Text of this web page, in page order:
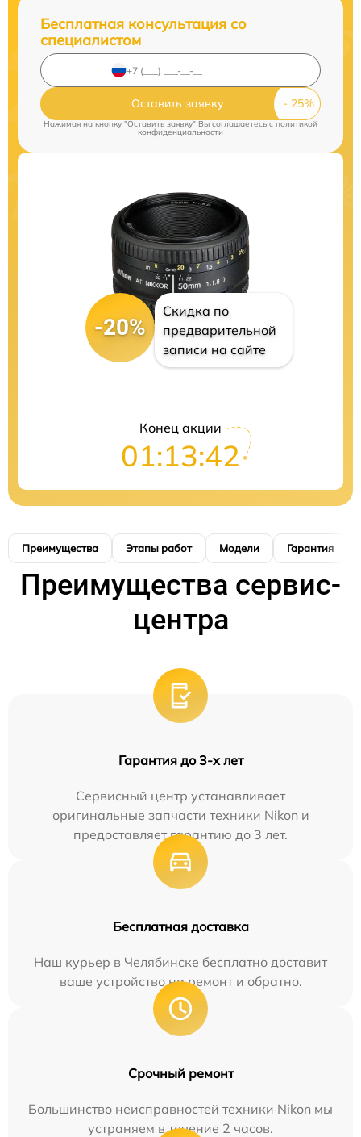
Бесплатная консультация со
специалистом
Оставить заявку
Нажимая на кнопку "Оставить заявку" Вы соглашаетесь cполитикой
конфиденциальности
-20%
Скидка по
предварительной
записи на сайте
Конец акции
01:13:41
Преимущества Этапы работ Модели Гарантия
Преимущества сервис-
центра
Гарантия до 3-х лет
Сервисный центр устанавливает
оригинальные запчасти техники Nikon и
предоставляет гарантию до 3 лет.
Бесплатная доставка
Наш курьер в Челябинске бесплатно доставит
ваше устройство на ремонт и обратно.
Срочный ремонт
Большинство неисправностей техники Nikon мы
устраняем в течение 2 часов.